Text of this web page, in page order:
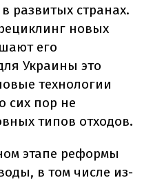
развитых странах.
новых
его
Украины это
технологии
сих пор не
типов отходов.
этапе реформы
в том числе из-